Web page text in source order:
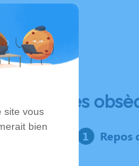
Déroulé des
Repos